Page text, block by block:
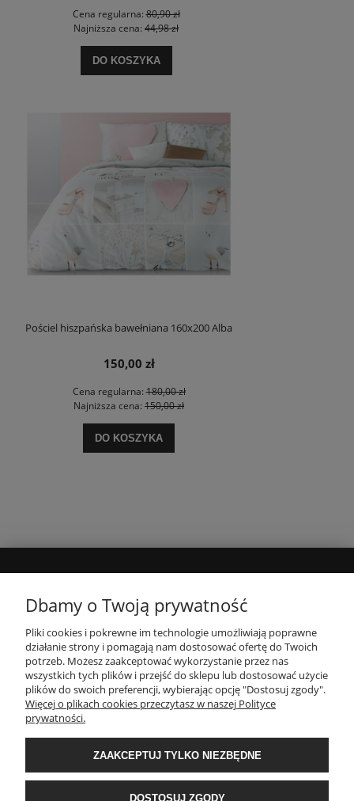
Cena regularna:80,90 zł
Najniższa cena: 44,98 zł
DO KOSZYKA
Pościel hiszpańska bawełniana 160x200 Alba
150,00 zł
Cena regularna:180,00 zł
Najniższa cena: 150,00 zł
DO KOSZYKA
INFORMACJE
PŁATNOŚCI I DOSTAWA
O NAS
POPULARNE KATEGORIE
Dbamy o Twoją prywatność
Pliki cookies i pokrewne im technologie umożliwiają poprawne
działanie strony i pomagają nam dostosować ofertę do Twoich
potrzeb. Możesz zaakceptować wykorzystanie przez nas
wszystkich tych plików i przejść do sklepu lub dostosować użycie
plików do swoich preferencji, wybierając opcję "Dostosuj zgody".
Więcej o plikach cookies przeczytasz w naszej Polityce
prywatności.
ZAAKCEPTUJ TYLKO NIEZBĘDNE
DOSTOSUJ ZGODY